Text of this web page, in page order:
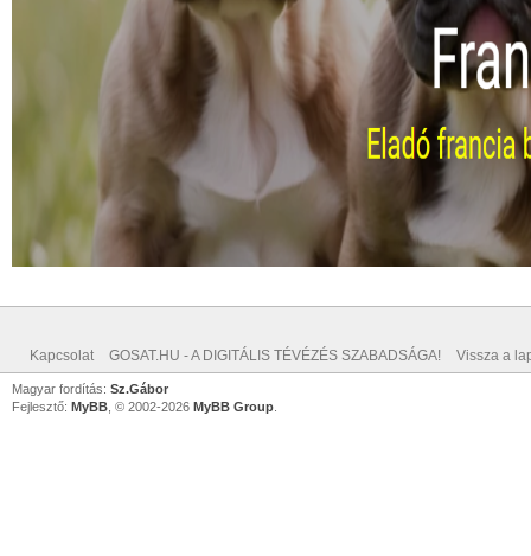
Kapcsolat GOSAT.HU - A DIGITÁLIS TÉVÉZÉS SZABADSÁGA! Vissza a
Magyar fordítás: Sz.Gábor
Fejlesztő: MyBB , © 2002-2026 MyBB Group